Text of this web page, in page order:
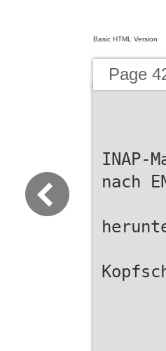
Basic HTML Version
Page
INAP-
nach